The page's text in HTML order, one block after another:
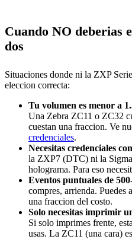
Cuando NO deberias
dos
Situaciones donde ni la ZXP
eleccion correcta:
Tu volumen es menor a
Una Zebra ZC11 o ZC32
cuestan una fraccion. Ve
credenciales.
Necesitas credenciales
la ZXP7 (DTC) ni la
holograma. Para eso
Eventos puntuales de
compres, arrienda.
una fraccion del costo.
Solo necesitas imprimir
Si solo imprimes frente,
usas. La ZC11 (una cara)